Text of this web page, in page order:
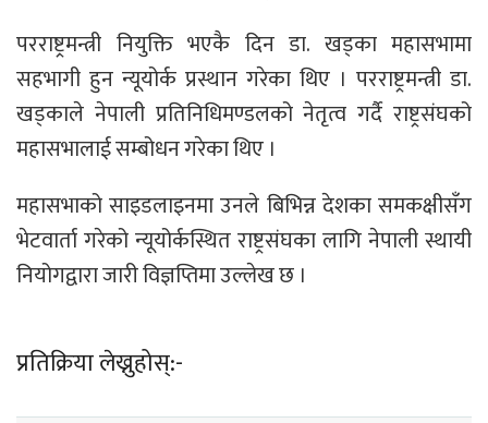
परराष्ट्रमन्त्री नियुक्ति भएकै दिन डा. खड्का महासभामा
सहभागी हुन न्यूयोर्क प्रस्थान गरेका थिए । परराष्ट्रमन्त्री डा.
खड्काले नेपाली प्रतिनिधिमण्डलको नेतृत्व गर्दै राष्ट्रसंघको
महासभालाई सम्बोधन गरेका थिए ।
महासभाको साइडलाइनमा उनले बिभिन्न देशका समकक्षीसँग
भेटवार्ता गरेको न्यूयोर्कस्थित राष्ट्रसंघका लागि नेपाली स्थायी
नियोगद्वारा जारी विज्ञप्तिमा उल्लेख छ ।
प्रतिक्रिया लेख्नुहोस्:-